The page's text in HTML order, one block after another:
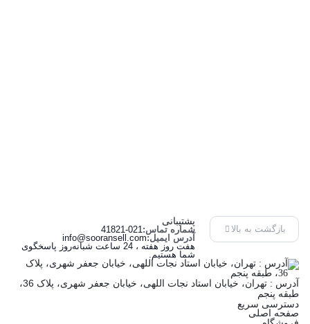
پشتیبانی
شماره تماس: 41821-021
آدرس ایمیل:info@sooransell.com
هفت روز هفته ، 24 ساعت شبانه‌روز پاسخگوی
شما هستیم.
بازگشت به بالا
آدرس : تهران، خیابان استاد نجات اللهی، خیابان جعفر شهری، پلاک 36،
طبقه پنجم
دسترسی سریع
صفحه اصلی